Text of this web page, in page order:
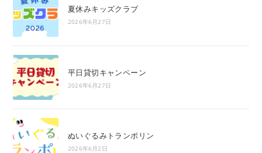
夏休みキッズクラブ
2026年6月27日
平日貸切キャンペーン
2026年6月27日
ぬいぐるみトランポリン
2026年6月2日